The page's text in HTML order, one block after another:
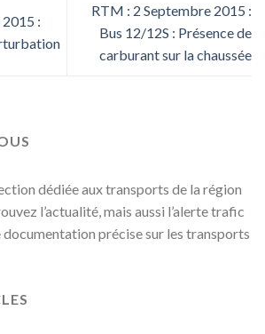
:
RTM : 2 Septembre 2015 :
Bus 12/12S : Présence de
carburant sur la chaussée
dédiée aux transports de la région
l’actualité, mais aussi l’alerte trafic
documentation précise sur les transports